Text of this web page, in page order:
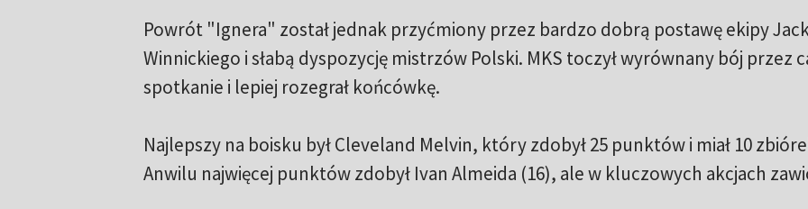
Powrót "Ignera" został jednak przyćmiony przez bardzo dobrą postawę ekipy
Winnickiego i słabą dyspozycję mistrzów Polski. MKS toczył wyrównany bój przez
spotkanie i lepiej rozegrał końcówkę.
Najlepszy na boisku był Cleveland Melvin, który zdobył 25 punktów i miał 10
Anwilu najwięcej punktów zdobył Ivan Almeida (16), ale w kluczowych akcjach